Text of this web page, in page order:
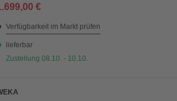
€
Verfügbarkeit im Markt prüfen
lieferbar
Zustellung 08.10. - 10.10.